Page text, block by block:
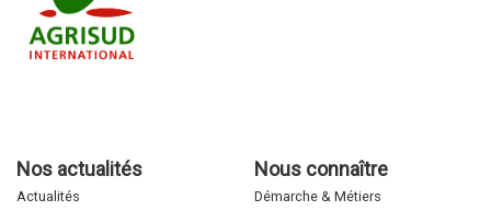
Nos actualités
Actualités
Nous connaître
Démarche & Métiers